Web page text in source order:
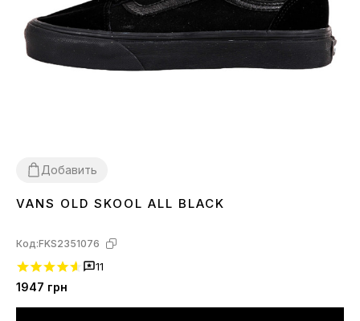
Добавить
36
VANS OLD SKOOL ALL BLACK
Код:FKS2351076
11
1947 грн